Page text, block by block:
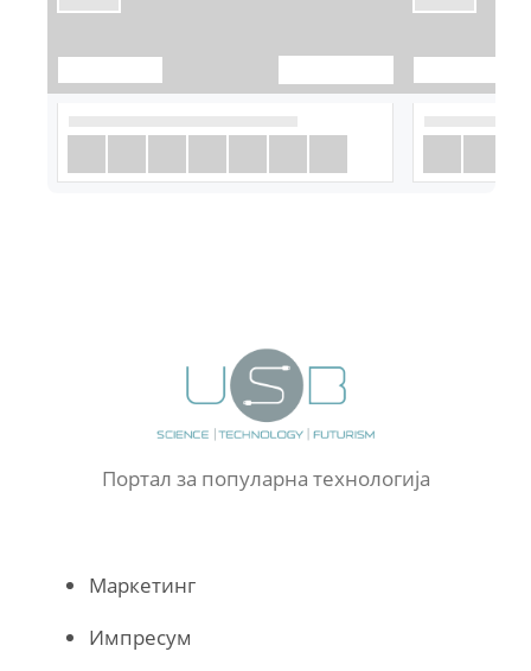
Портал за популарна технологија
Маркетинг
Импресум